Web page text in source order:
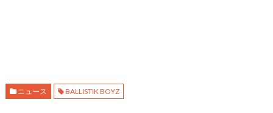
ニュース BALLISTIK BOYZ